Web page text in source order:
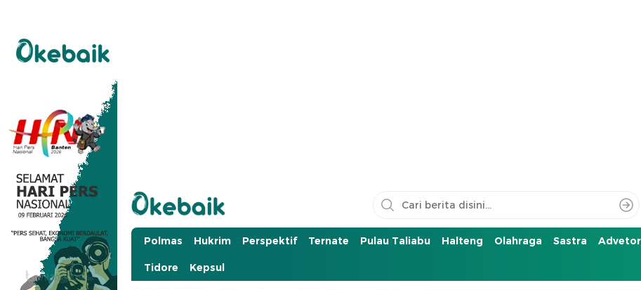
Okebaik.id
Baiknya Dibaca
Polmas Hukrim Perspektif Ternate Pulau Taliabu Halteng Olahraga Sastra
Tidore Kepsul